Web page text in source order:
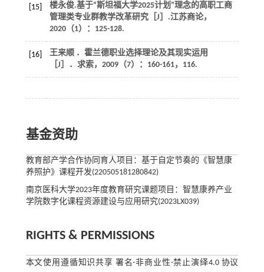
[15]
楼永俊.基于“斯坦福大学2025计划”理念的高职工商
管理类专业群教学改革研究［J］.江苏商论，
2020（1）：125-128.
[16]
王来顺 ．霍兰德职业选择理论及其现实运用
［J］． 求索， 2009（7）：160-161，116.
基金资助
教育部产学合作协同育人项目：基于自定节奏的《智慧康
养照护》课程开发(220505181280842)
南京医科大学2023年度教育研究课题项目：智慧康养产业
学院数字化课程资源建设与应用研究(2023LX039)
RIGHTS & PERMISSIONS
本文使用遵循知识共享 署名-非商业性-禁止演绎4.0 协议